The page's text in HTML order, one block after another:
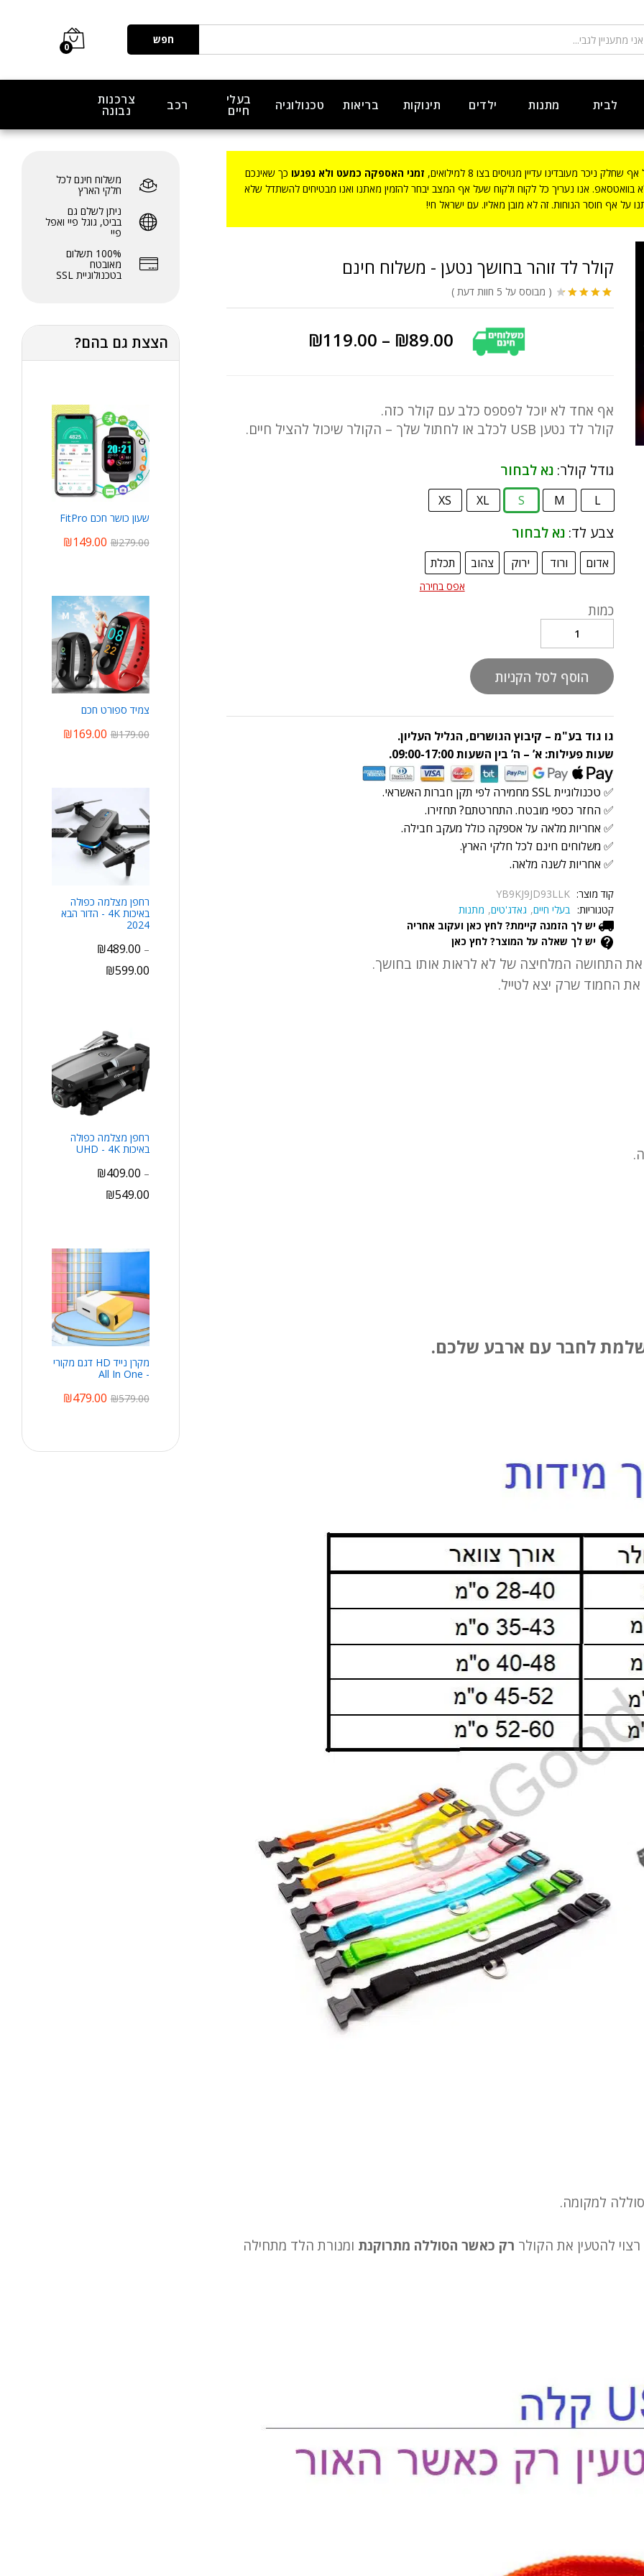
חפש
0
לבית מתנות ילדים תינוקות בריאות טכנולוגיה בעלי
חיים רכב צרכנות
נבונה
מעובדינו עדיין מגויסים בצו 8 למילואים, זמני האספקה כמעט ולא נפגעו כך שאינכם
בוואטסאפ. אנו נעריך כל לקוח ולקוח שעל אף המצב יבחר להזמין מאתנו ואנו מבטיחים להשתדל שלא
על אף חוסר הנוחות. זה לא מובן מאליו. עם ישראל חי!
קולר לד זוהר בחושך נטען
מדורגים
5
( מבוסס על 5 חוות דעת)
₪89.00
–
₪119.00
אף אחד לא יוכל לפספס כלב עם קולר כזה.
קולר לד נטען USB לכלב או לחתול שלך – הקולר שיכול להציל חיים.
גודל קולר: נא לבחור
L
M
S
XL
XS
צבע לד: נא לבחור
אדום ורוד ירוק צהוב תכלת
אפס בחירה
קולר
בחושך
נטען
quantity
כמות
הוסף לסל הקניות
גו גוד בע"מ – קיבוץ הגושרים, הגליל העליון.
שעות פעילות: א’ – ה’ בין השעות 09:00-17:00.
✅ טכנולוגיית SSL מחמירה לפי תקן חברות האשראי.
✅ החזר כספי מובטח. התחרטתם? תחזירו.
✅ אחריות מלאה על אספקה כולל מעקב חבילה.
✅ משלוחים חינם לכל חלקי הארץ.
✅ אחריות לשנה מלאה.
קוד מוצר: YB9KJ9JD93LLK
קטגוריות: בעלי חיים, גאדג'טים, מתנות
יש לך הזמנה קיימת? לחץ כאן ועקוב אחריה
יש לך שאלה על המוצר? לחץ כאן
התחושה המלחיצה של לא לראות אותו בחושך.
החמוד שרק יצא לטייל.
לחבר עם ארבע שלכם.
להטעין את הקולר רק כאשר הסוללה מתרוקנת ומנורת הלד מתחילה
משלוח חינם לכל
חלקי הארץ
ניתן לשלם גם
בביט, גוגל פיי ואפל
פיי
100% תשלום
מאובטח
בטכנולוגיית SSL
הצצת גם בהם?
שעון כושר חכם FitPro
₪149.00 ₪279.00
צמיד ספורט חכם
₪169.00 ₪179.00
רחפן מצלמה כפולה
באיכות 4K - הדור הבא
2024
₪489.00 –
₪599.00
רחפן מצלמה כפולה
באיכות UHD - 4K
₪409.00 –
₪549.00
מקרן נייד HD דגם מקורי
- All In One
₪479.00 ₪579.00